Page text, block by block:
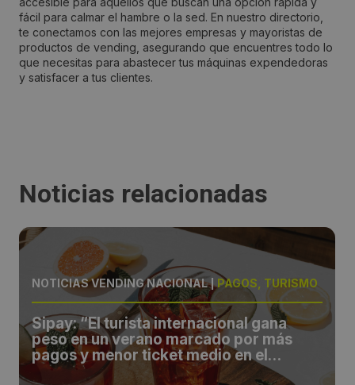
fácil para calmar el hambre o la sed. En nuestro directorio,
te conectamos con las mejores empresas y mayoristas de
productos de vending, asegurando que encuentres todo lo
que necesitas para abastecer tus máquinas expendedoras
y satisfacer a tus clientes.
Noticias relacionadas
NOTICIAS VENDING NACIONAL|PAGOS, TURISMO
Sipay: “El turista internacional gana
peso en un verano marcado por más
pagos y menor ticket medio en el
comercio español”